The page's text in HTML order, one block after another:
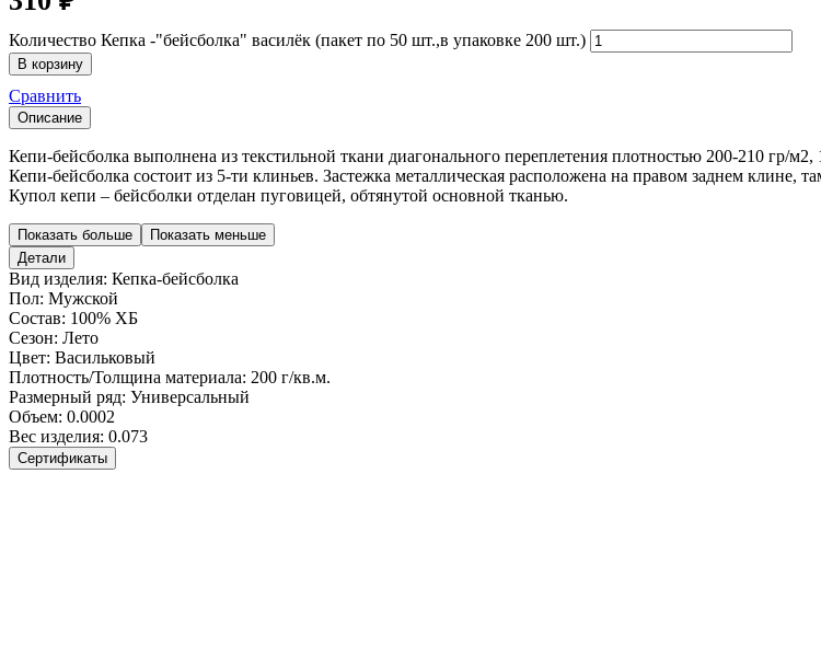
Количество Кепка -"бейсболка" василёк (пакет по 50 шт.,в упаковке 200 шт.)
В корзину
Сравнить
Описание
Кепи-бейсболка выполнена из текстильной ткани диагонального переплетения плотностью 200-210 гр/м2,
Кепи-бейсболка состоит из 5-ти клиньев. Застежка металлическая расположена на правом заднем клине,
Купол кепи – бейсболки отделан пуговицей, обтянутой основной тканью.
Показать больше
Показать меньше
Детали
Вид изделия: Кепка-бейсболка
Пол: Мужской
Состав: 100% ХБ
Сезон: Лето
Цвет: Васильковый
Плотность/Толщина материала: 200 г/кв.м.
Размерный ряд: Универсальный
Объем: 0.0002
Вес изделия: 0.073
Сертификаты